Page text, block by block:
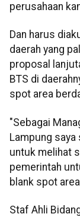
perusahaan
Dan harus
daerah yang
proposal
BTS di
spot area
"Sebagai
Lampung
untuk melihat
pemerintah
blank spot
Staf Ahli